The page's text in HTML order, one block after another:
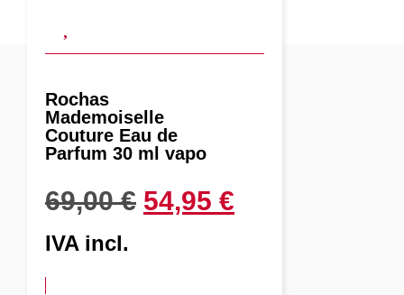
Rochas
Mademoiselle
Couture Eau de
Parfum 30 ml vapo
69,00€ 54,95 €
IVA incl.